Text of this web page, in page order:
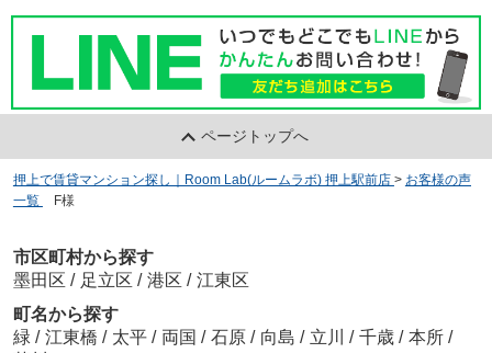
ページトップへ
押上で賃貸マンション探し｜Room Lab(ルームラボ) 押上駅前店 > お客様の声
一覧
F様
市区町村から探す
墨田区 / 足立区 / 港区 / 江東区
町名から探す
緑 / 江東橋 / 太平 / 両国 / 石原 / 向島 / 立川 / 千歳 / 本所 /